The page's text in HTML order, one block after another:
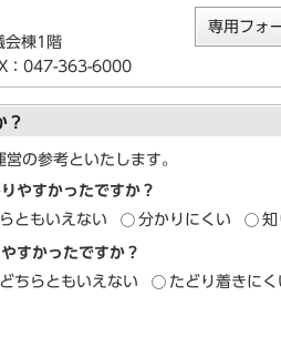
会棟1階
047-363-6000
専用フォ
？
の参考といたします。
やすかったですか？
ともいえない 分かりにくい 知
すかったですか？
どちらともいえない たどり着きにく